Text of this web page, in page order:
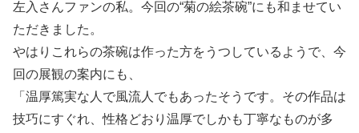
左入さんファンの私。今回の“菊の絵茶碗”にも和ませてい
ただきました。
やはりこれらの茶碗は作った方をうつしているようで、今
回の展観の案内にも、
「温厚篤実な人で風流人でもあったそうです。その作品は
技巧にすぐれ、性格どおり温厚でしかも丁寧なものが多